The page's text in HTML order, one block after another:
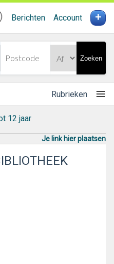
Berichten Account +
Zoeken
Rubrieken
12 jaar
Je link hier plaatsen